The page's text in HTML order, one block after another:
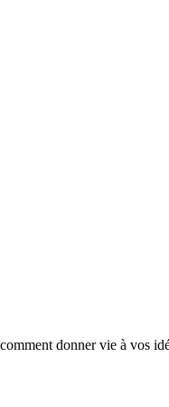
donner vie à vos